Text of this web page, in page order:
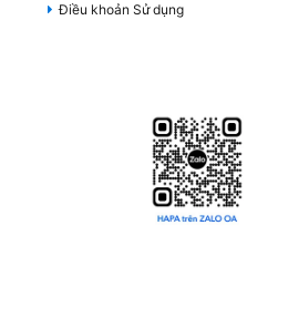
Điều khoản Sử dụng